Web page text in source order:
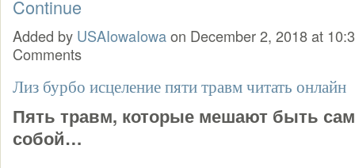
Continue
Added by USAIowaIowaon December 2, 2018 at
Comments
Лиз бурбо исцеление пяти травм читать онлайн
Пять травм, которые мешают быть
собой…